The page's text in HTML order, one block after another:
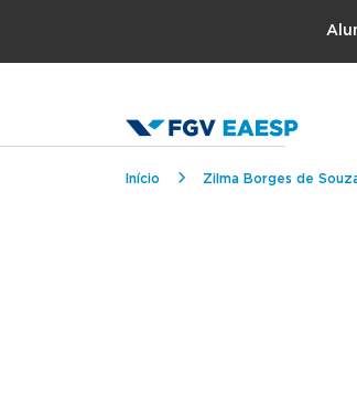
Breadcrumb
Início Zilma Borges de